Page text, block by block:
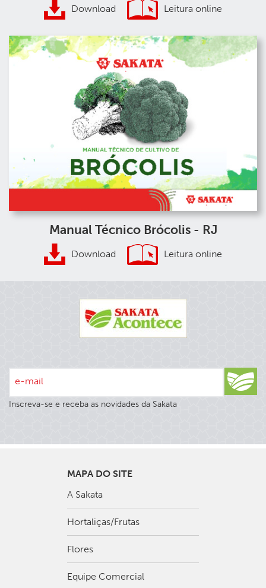
Download Leitura online
Manual Técnico Brócolis - RJ
Download Leitura online
e-mail
Inscreva-se e receba as novidades da Sakata
MAPA DO SITE
A Sakata
Hortaliças/Frutas
Flores
Equipe Comercial